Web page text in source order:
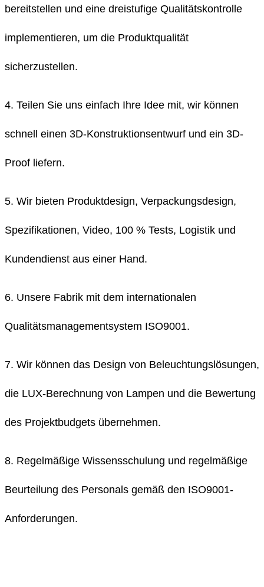
bereitstellen und eine dreistufige Qualitätskontrolle
implementieren, um die Produktqualität
sicherzustellen.
4. Teilen Sie uns einfach Ihre Idee mit, wir können
schnell einen 3D-Konstruktionsentwurf und ein 3D-
Proof liefern.
5. Wir bieten Produktdesign, Verpackungsdesign,
Spezifikationen, Video, 100 % Tests, Logistik und
Kundendienst aus einer Hand.
6. Unsere Fabrik mit dem internationalen
Qualitätsmanagementsystem ISO9001.
7. Wir können das Design von Beleuchtungslösungen,
die LUX-Berechnung von Lampen und die Bewertung
des Projektbudgets übernehmen.
8. Regelmäßige Wissensschulung und regelmäßige
Beurteilung des Personals gemäß den ISO9001-
Anforderungen.